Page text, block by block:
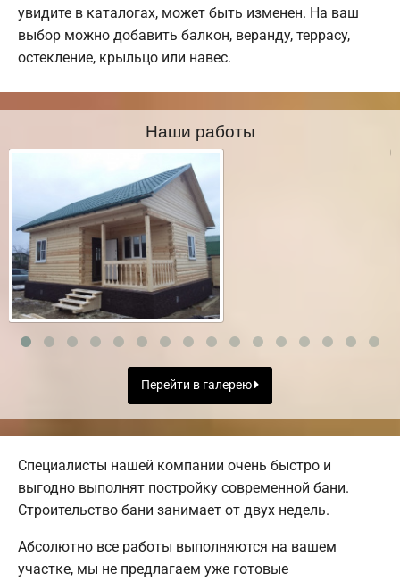
увидите в каталогах, может быть изменен. На ваш
выбор можно добавить балкон, веранду, террасу,
остекление, крыльцо или навес.
Наши работы
Перейти в галерею
Специалисты нашей компании очень быстро и
выгодно выполнят постройку современной бани.
Строительство бани занимает от двух недель.
Абсолютно все работы выполняются на вашем
участке, мы не предлагаем уже готовые